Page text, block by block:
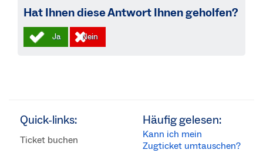
Hat Ihnen diese Antwort Ihnen geholfen?
Quick-links:
Ticket buchen
Häufig gelesen:
Kann ich mein
Zugticket umtauschen?